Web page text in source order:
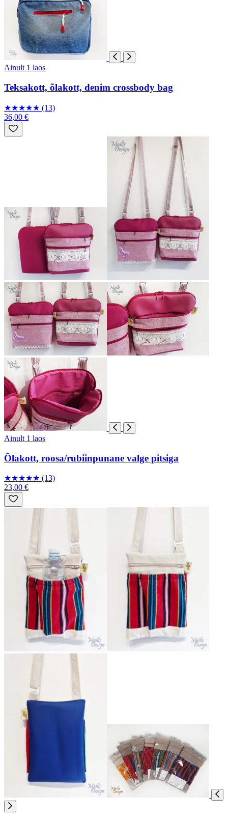
Ainult 1 laos
Teksakott, õlakott, denim crossbody bag
★★★★★ (13)
36,00 €
Ainult 1 laos
Õlakott, roosa/rubiinpunane valge pitsiga
★★★★★ (13)
23,00 €